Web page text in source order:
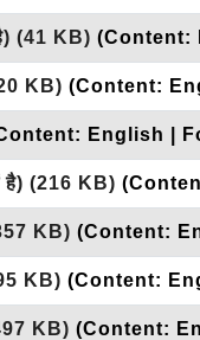
(41 KB) (Content:
KB) (Content:
English |
है) (216 KB)
KB) (Content:
KB) (Content:
KB) (Content: